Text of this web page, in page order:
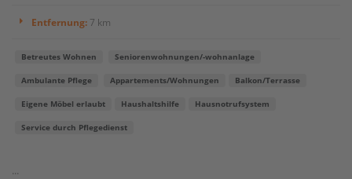
Entfernung: 7 km
Betreutes Wohnen Seniorenwohnungen/-wohnanlage
Ambulante Pflege Appartements/Wohnungen Balkon/Terrasse
Eigene Möbel erlaubt Haushaltshilfe Hausnotrufsystem
Service durch Pflegedienst
...